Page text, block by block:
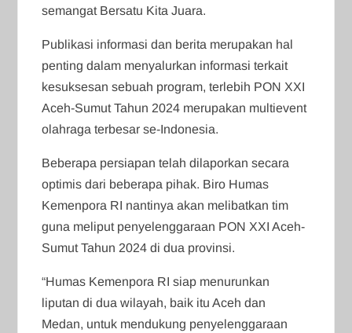
semangat Bersatu Kita Juara.
Publikasi informasi dan berita merupakan hal
penting dalam menyalurkan informasi terkait
kesuksesan sebuah program, terlebih PON XXI
Aceh-Sumut Tahun 2024 merupakan multievent
olahraga terbesar se-Indonesia.
Beberapa persiapan telah dilaporkan secara
optimis dari beberapa pihak. Biro Humas
Kemenpora RI nantinya akan melibatkan tim
guna meliput penyelenggaraan PON XXI Aceh-
Sumut Tahun 2024 di dua provinsi.
“Humas Kemenpora RI siap menurunkan
liputan di dua wilayah, baik itu Aceh dan
Medan, untuk mendukung penyelenggaraan